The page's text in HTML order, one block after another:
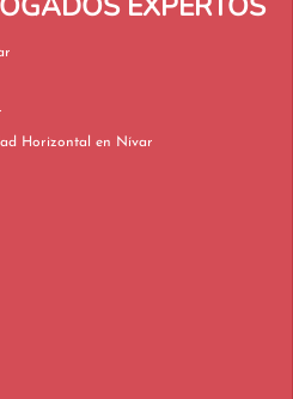
Derecho Inmobiliario y Propiedad Horizontal en Nívar